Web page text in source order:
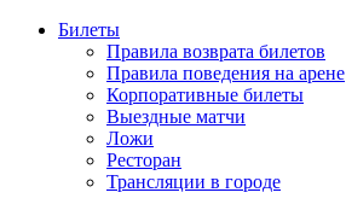
Билеты
Правила возврата билетов
Правила поведения на арене
Корпоративные билеты
Выездные матчи
Ложи
Ресторан
Трансляции в городе